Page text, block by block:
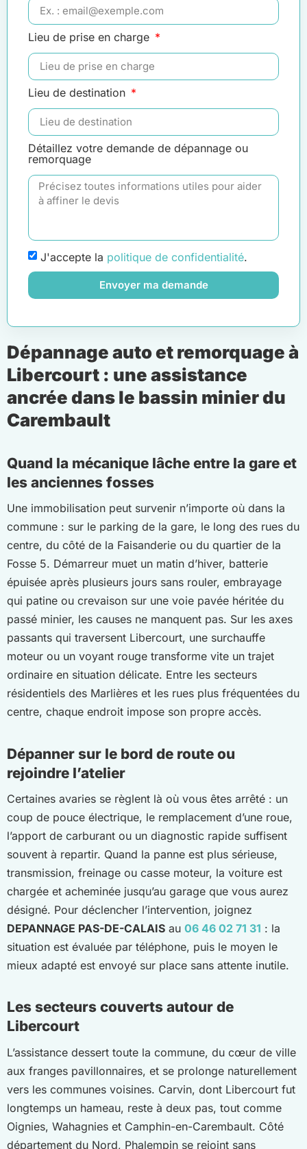
Lieu de prise en charge
Lieu de destination
Détaillez votre demande de dépannage ou
remorquage
J'accepte la politique de confidentialité.
Envoyer ma demande
Dépannage auto et remorquage à
Libercourt : une assistance
ancrée dans le bassin minier du
Carembault
Quand la mécanique lâche entre la gare et
les anciennes fosses
Une immobilisation peut survenir n’importe où dans la
commune : sur le parking de la gare, le long des rues du
centre, du côté de la Faisanderie ou du quartier de la
Fosse 5. Démarreur muet un matin d’hiver, batterie
épuisée après plusieurs jours sans rouler, embrayage
qui patine ou crevaison sur une voie pavée héritée du
passé minier, les causes ne manquent pas. Sur les axes
passants qui traversent Libercourt, une surchauffe
moteur ou un voyant rouge transforme vite un trajet
ordinaire en situation délicate. Entre les secteurs
résidentiels des Marlières et les rues plus fréquentées du
centre, chaque endroit impose son propre accès.
Dépanner sur le bord de route ou
rejoindre l’atelier
Certaines avaries se règlent là où vous êtes arrêté : un
coup de pouce électrique, le remplacement d’une roue,
l’apport de carburant ou un diagnostic rapide suffisent
souvent à repartir. Quand la panne est plus sérieuse,
transmission, freinage ou casse moteur, la voiture est
chargée et acheminée jusqu’au garage que vous aurez
désigné. Pour déclencher l’intervention, joignez
DEPANNAGE PAS-DE-CALAIS au 06 46 02 71 31 : la
situation est évaluée par téléphone, puis le moyen le
mieux adapté est envoyé sur place sans attente inutile.
Les secteurs couverts autour de
Libercourt
L’assistance dessert toute la commune, du cœur de ville
aux franges pavillonnaires, et se prolonge naturellement
vers les communes voisines. Carvin, dont Libercourt fut
longtemps un hameau, reste à deux pas, tout comme
Oignies, Wahagnies et Camphin-en-Carembault. Côté
département du Nord, Phalempin se rejoint sans